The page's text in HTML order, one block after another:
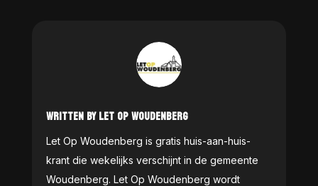
WRITTEN BY LET OP WOUDENBERG
Let Op Woudenberg is gratis huis-aan-huis-
krant die wekelijks verschijnt in de gemeente
Woudenberg. Let Op Woudenberg wordt